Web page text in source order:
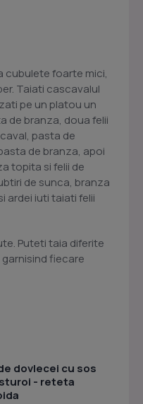
cubulete foarte mici,
Taiati cascavalul
pe un platou un
de branza, doua felii
pasta de
de branza, apoi
topita si felii de
de sunca, branza
ardei iuti taiati felii
Puteti taia diferite
fiecare
dovlecei cu sos
- reteta